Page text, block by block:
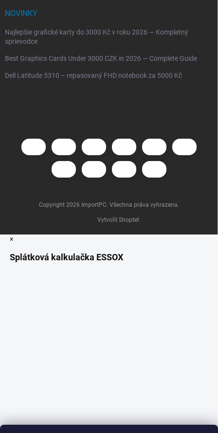
NOVINKY
Najlepšie grafické karty do 3000 Kč v roku 2026 — Kompletný
sprievodce
Best Graphics Cards Under 3000 CZK in 2026 — Complete Guide
Dell Latitude 5310 – repasovaný FHD notebook za 5000 Kč
Vytvořil Shoptet
Copyright 2026 ImportPC. Všechna práva vyhrazena.
×
Splátková kalkulačka ESSOX